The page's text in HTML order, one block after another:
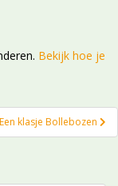
Bekijk hoe je
Een klasje Bollebozen